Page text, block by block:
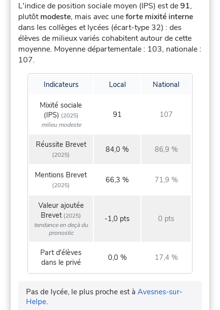
L'indice de position sociale moyen (IPS) est de91,
plutôtmodeste, mais avec uneforte mixité interne
dans les collèges et lycées (écart-type 32) : des
élèves de milieux variés cohabitent autour de cette
moyenne. Moyenne départementale : 103, nationale :
107.
Indicateurs Local National
Mixité sociale
(IPS) (2025)
milieu modeste
91 107
Réussite Brevet
(2025)
84,0 % 86,9 %
Mentions Brevet
(2025)
66,3 % 71,9 %
Valeur ajoutée
Brevet (2025)
tendance en deçà du
pronostic
-1,0 pts 0 pts
Part d'élèves
dans le privé
0,0 % 17,4 %
Pas de lycée, le plus proche est àAvesnes-sur-
Helpe.